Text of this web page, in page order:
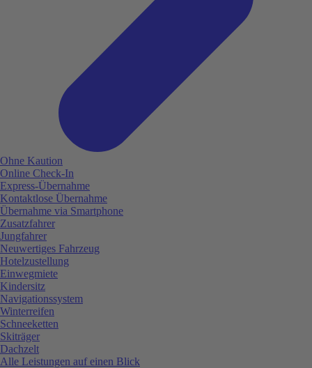
Ohne Kaution
Online Check-In
Express-Übernahme
Kontaktlose Übernahme
Übernahme via Smartphone
Zusatzfahrer
Jungfahrer
Neuwertiges Fahrzeug
Hotelzustellung
Einwegmiete
Kindersitz
Navigationssystem
Winterreifen
Schneeketten
Skiträger
Dachzelt
Alle Leistungen auf einen Blick